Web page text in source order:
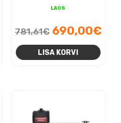
LAOS
781,61€ Algne
hind
oli:
690,00€
LISA KORVI